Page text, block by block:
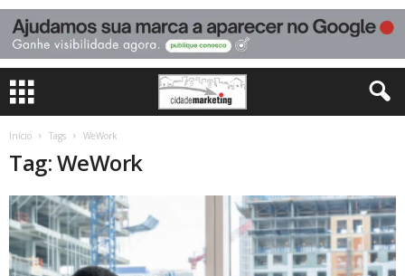
Início Tags WeWork
Tag: WeWork